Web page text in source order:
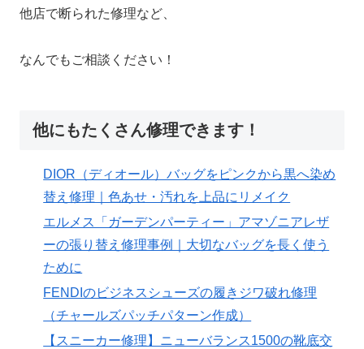
他店で断られた修理など、
なんでもご相談ください！
他にもたくさん修理できます！
DIOR（ディオール）バッグをピンクから黒へ染め
替え修理｜色あせ・汚れを上品にリメイク
エルメス「ガーデンパーティー」アマゾニアレザ
ーの張り替え修理事例｜大切なバッグを長く使う
ために
FENDIのビジネスシューズの履きジワ破れ修理
（チャールズパッチパターン作成）
【スニーカー修理】ニューバランス1500の靴底交